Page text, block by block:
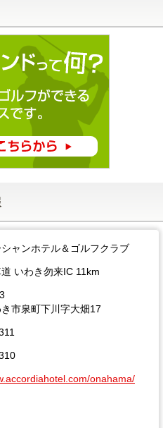
ャンホテル＆ゴルフクラブ
いわき勿来IC 11km
市泉町下川字大畑17
onahama/